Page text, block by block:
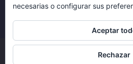
necesarias o configurar sus
Aceptar
Rechazar